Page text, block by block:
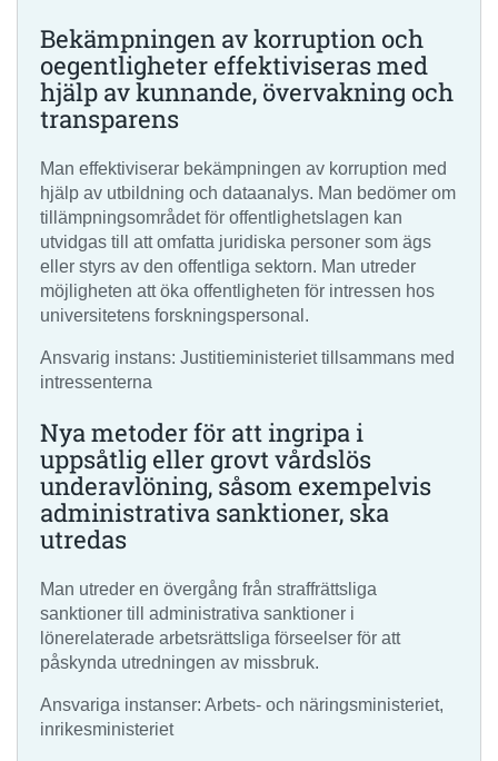
Bekämpningen av korruption och
oegentligheter effektiviseras med
hjälp av kunnande, övervakning och
transparens
Man effektiviserar bekämpningen av korruption med
hjälp av utbildning och dataanalys. Man bedömer om
tillämpningsområdet för offentlighetslagen kan
utvidgas till att omfatta juridiska personer som ägs
eller styrs av den offentliga sektorn. Man utreder
möjligheten att öka offentligheten för intressen hos
universitetens forskningspersonal.
Ansvarig instans: Justitieministeriet tillsammans med
intressenterna
Nya metoder för att ingripa i
uppsåtlig eller grovt vårdslös
underavlöning, såsom exempelvis
administrativa sanktioner, ska
utredas
Man utreder en övergång från straffrättsliga
sanktioner till administrativa sanktioner i
lönerelaterade arbetsrättsliga förseelser för att
påskynda utredningen av missbruk.
Ansvariga instanser: Arbets- och näringsministeriet,
inrikesministeriet